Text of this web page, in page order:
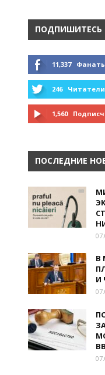
ПОДПИШИТЕСЬ
11,337
246 Читатели
1,560
ПОСЛЕДНИЕ
В
И